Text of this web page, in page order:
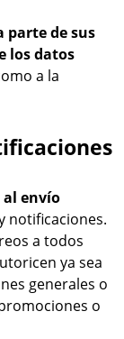
parte de sus
los datos
a la
envío
notificaciones.
a todos
ya sea
generales o
o